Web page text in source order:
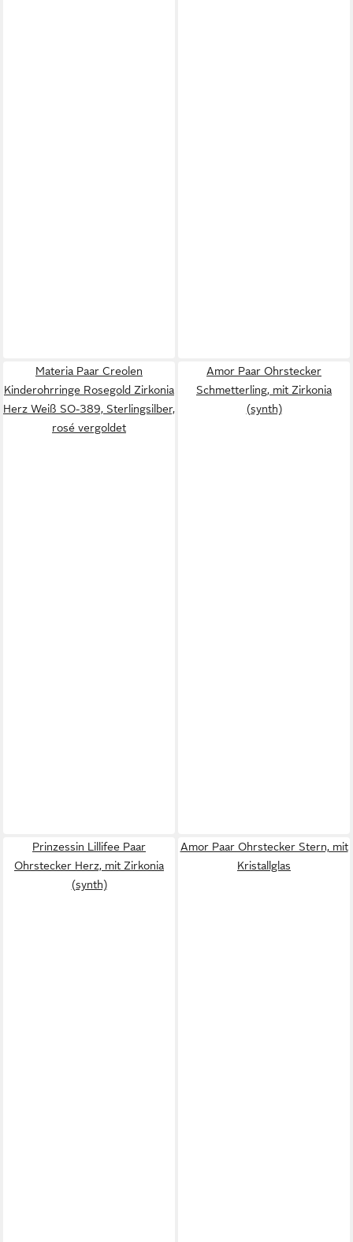
Materia Paar Creolen
Kinderohrringe Rosegold Zirkonia
Herz Weiß SO-389, Sterlingsilber,
rosé vergoldet
Amor Paar Ohrstecker
Schmetterling, mit Zirkonia
(synth)
Prinzessin Lillifee Paar
Ohrstecker Herz, mit Zirkonia
(synth)
Amor Paar Ohrstecker Stern, mit
Kristallglas